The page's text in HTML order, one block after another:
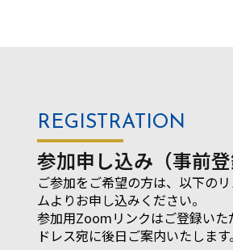
REGISTRATION
参加申し込み（事前登
ご参加をご希望の方は、以下の
ムよりお申し込みください。
参加用Zoomリンクはご登録いた
ドレス宛に後日ご案内いたします。